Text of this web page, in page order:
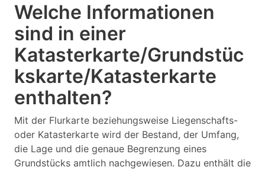
Welche Informationen
sind in einer
Katasterkarte/Grundstüc
kskarte/Katasterkarte
enthalten?
Mit der Flurkarte beziehungsweise Liegenschafts-
oder Katasterkarte wird der Bestand, der Umfang,
die Lage und die genaue Begrenzung eines
Grundstücks amtlich nachgewiesen. Dazu enthält die